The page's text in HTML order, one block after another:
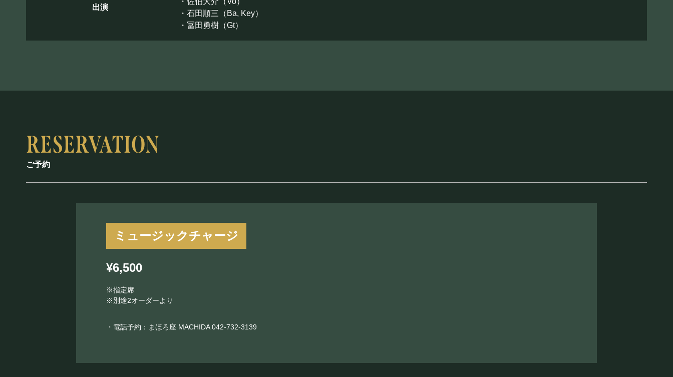
出演
・石田順三（Ba, Key）
・冨田勇樹（Gt）
ご予約
ミュージックチャージ
¥6,500
※指定席
※別途2オーダーより
・電話予約：まほろ座 MACHIDA042-732-3139